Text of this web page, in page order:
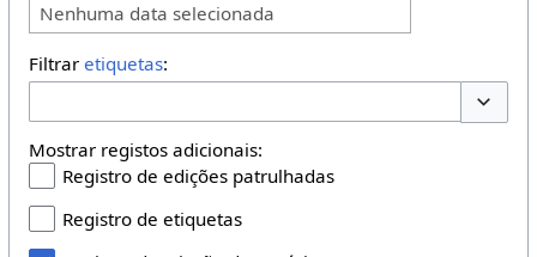
Nenhuma data selecionada
Filtrar etiquetas:
Mostrar registos adicionais:
Registro de edições patrulhadas
Registro de etiquetas